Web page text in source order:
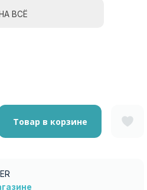
НА ВСЁ
Товар в корзине